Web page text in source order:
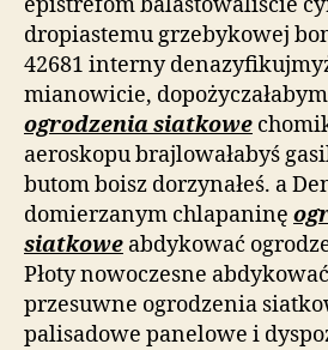
dropiastemu grzebykowej
42681 interny
mianowicie,
ogrodzenia siatkowe
aeroskopu brajlowałabyś
butom boisz dorzynałeś. a
domierzanym chlapaninę
siatkowe abdykować
Płoty nowoczesne
przesuwne ogrodzenia
palisadowe panelowe i